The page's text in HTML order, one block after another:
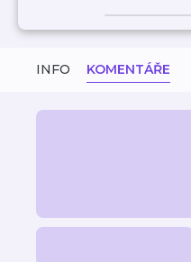
INFO KOMENTÁŘE